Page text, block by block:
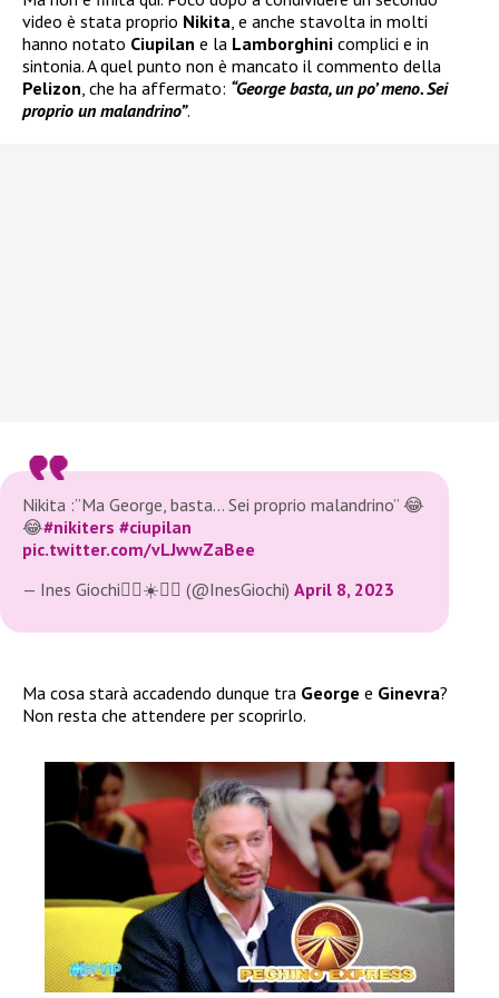
video è stata proprio Nikita, e anche stavolta in molti
hanno notato Ciupilan e la Lamborghini complici e in
sintonia. A quel punto non è mancato il commento della
Pelizon, che ha affermato: “George basta, un po’ meno. Sei
proprio un malandrino”.
Nikita :”Ma George, basta… Sei proprio malandrino” 😂
😂#nikiters #ciupilan
pic.twitter.com/vLJwwZaBee
— Ines Giochi❤️‍🔥☀️❤️‍🔥 (@InesGiochi) April 8, 2023
Ma cosa starà accadendo dunque tra George e Ginevra?
Non resta che attendere per scoprirlo.